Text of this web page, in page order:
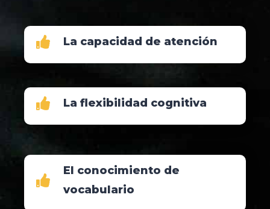
La capacidad de atención
La flexibilidad cognitiva
El conocimiento de
vocabulario